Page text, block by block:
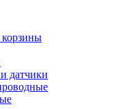
датчики